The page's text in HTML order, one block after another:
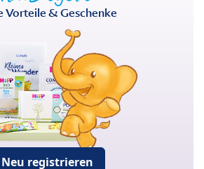
Vorteile & Geschenke
Neu registrieren